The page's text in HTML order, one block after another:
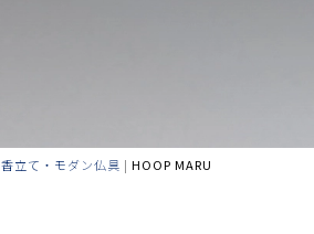
香立て・モダン仏具 | HOOP MARU